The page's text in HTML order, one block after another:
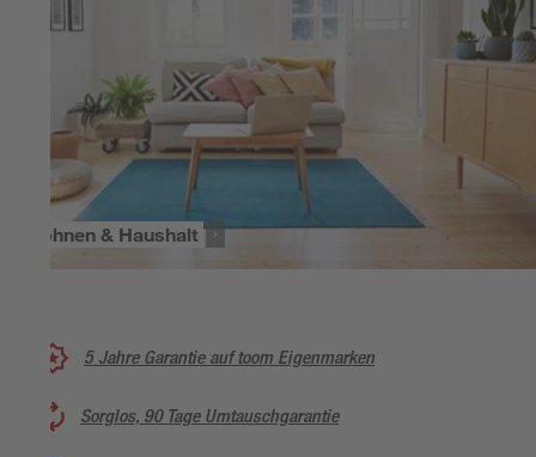
Wohnen & Haushalt
5 Jahre Garantie auf toom Eigenmarken
Sorglos, 90 Tage Umtauschgarantie